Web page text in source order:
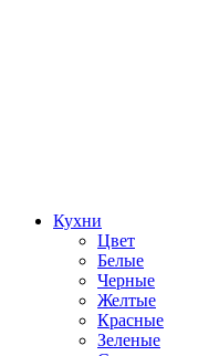
Кухни
Цвет
Белые
Черные
Желтые
Красные
Зеленые